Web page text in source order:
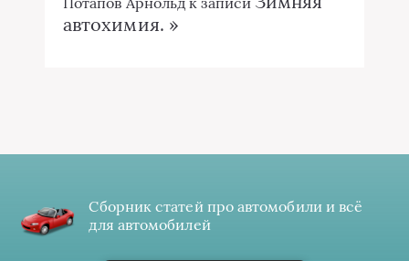
автохимия. »
Сборник статей про автомобили и всё
для автомобилей